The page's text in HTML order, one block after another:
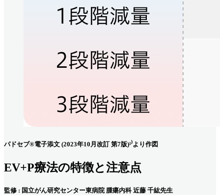
パドセブ®電子添文 (2023年10月改訂 第7版)¹⁾より作図
EV+P療法の特徴と注意点
監修 : 国立がん研究センター東病院 腫瘍内科 近藤 千紘先生